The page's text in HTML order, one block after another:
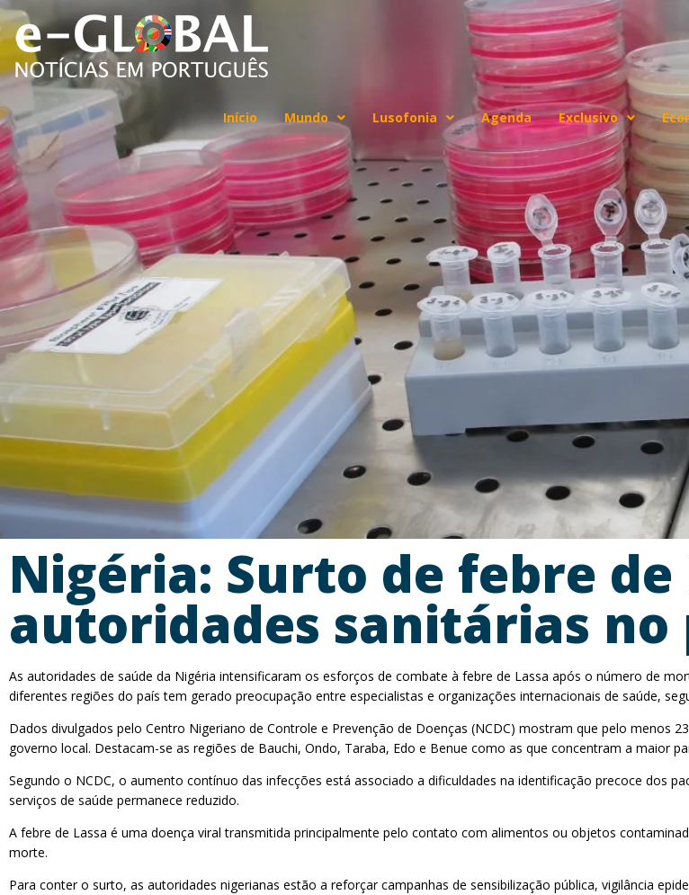
Início Mundo Lusofonia Agenda Exclusivo
Nigéria: Surto de febre de
autoridades sanitárias no
As autoridades de saúde da Nigéria intensificaram os esforços de combate à febre de Lassa após o número de
diferentes regiões do país tem gerado preocupação entre especialistas e organizações internacionais de saúde,
Dados divulgados pelo Centro Nigeriano de Controle e Prevenção de Doenças (NCDC) mostram que pelo menos
governo local. Destacam-se as regiões de Bauchi, Ondo, Taraba, Edo e Benue como as que concentram a maior
Segundo o NCDC, o aumento contínuo das infecções está associado a dificuldades na identificação precoce dos
serviços de saúde permanece reduzido.
A febre de Lassa é uma doença viral transmitida principalmente pelo contato com alimentos ou objetos
morte.
Para conter o surto, as autoridades nigerianas estão a reforçar campanhas de sensibilização pública, vigilância